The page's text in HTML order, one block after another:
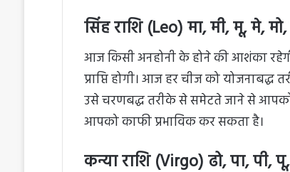
सिंह राशि (Leo) मा, मी, मू, मे, मो,
आज किसी अनहोनी के होने की आशंका
प्राप्ति होगी। आज हर चीज को
उसे चरणबद्ध तरीके से समेटते जाने से
आपको काफी प्रभाविक कर सकता है।
कन्या राशि (Virgo) ढो, पा, पी,